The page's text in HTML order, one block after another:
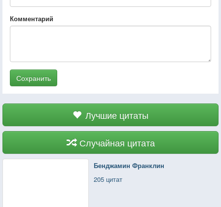
Комментарий
Сохранить
Лучшие цитаты
Случайная цитата
Бенджамин Франклин
205 цитат